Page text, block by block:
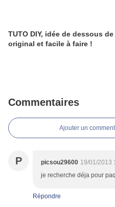
TUTO DIY, idée de dessous
original et facile à faire !
Commentaires
Ajouter un
P picsou29600 19/01/2013
je recherche déja pour
Répondre